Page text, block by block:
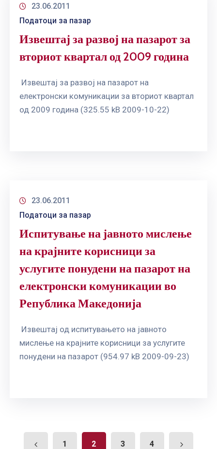
23.06.2011
Податоци за пазар
Извештај за развој на пазарот за
вториот квартал од 2009 година
Извештај за развој на пазарот на
електронски комуникации за вториот квартал
од 2009 година (325.55 kB 2009-10-22)
23.06.2011
Податоци за пазар
Испитување на јавното мислење
на крајните корисници за
услугите понудени на пазарот на
електронски комуникации во
Република Македонија
Извештај од испитувањето на јавното
мислење на крајните корисници за услугите
понудени на пазарот (954.97 kB 2009-09-23)
1 2 3 4